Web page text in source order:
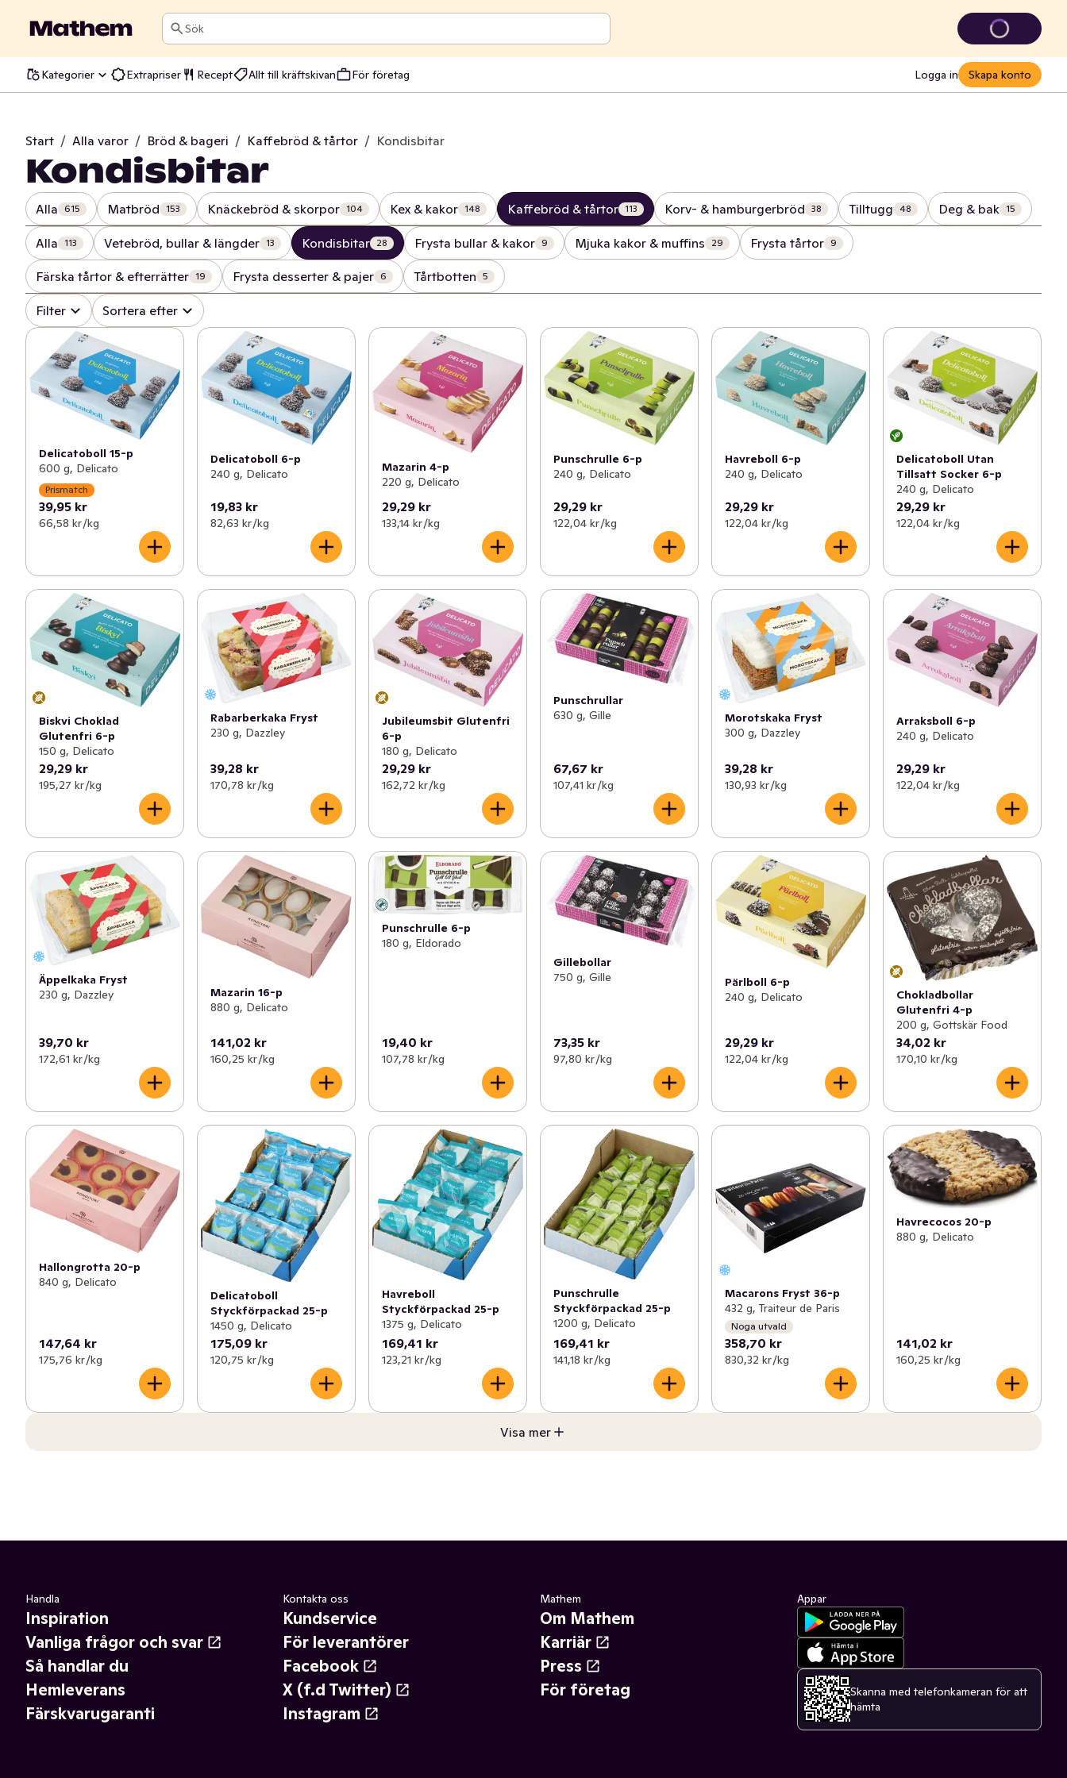
Sök
Kategorier Extrapriser Recept Allt till kräftskivan För företag Logga in Skapa konto
Start / Alla varor / Bröd & bageri / Kaffebröd & tårtor / Kondisbitar
Kondisbitar
Alla 615 Matbröd 153 Knäckebröd & skorpor 104 Kex & kakor 148 Kaffebröd & tårtor 113 Korv- & hamburgerbröd 38 Tilltugg 48 Deg & bak 15
Alla 113 Vetebröd, bullar & längder 13 Kondisbitar 28 Frysta bullar & kakor 9 Mjuka kakor & muffins 29 Frysta tårtor 9
Färska tårtor & efterrätter 19 Frysta desserter & pajer 6 Tårtbotten 5
Filter Sortera efter
Delicatoboll 15-p
600 g, Delicato
Prismatch
39,95 kr
66,58 kr /kg
Delicatoboll 6-p
240 g, Delicato
19,83 kr
82,63 kr /kg
Mazarin 4-p
220 g, Delicato
29,29 kr
133,14 kr /kg
Punschrulle 6-p
240 g, Delicato
29,29 kr
122,04 kr /kg
Havreboll 6-p
240 g, Delicato
29,29 kr
122,04 kr /kg
Delicatoboll Utan
Tillsatt Socker 6-p
240 g, Delicato
29,29 kr
122,04 kr /kg
Biskvi Choklad
Glutenfri 6-p
150 g, Delicato
29,29 kr
195,27 kr /kg
Rabarberkaka Fryst
230 g, Dazzley
39,28 kr
170,78 kr /kg
Jubileumsbit Glutenfri
6-p
180 g, Delicato
29,29 kr
162,72 kr /kg
Punschrullar
630 g, Gille
67,67 kr
107,41 kr /kg
Morotskaka Fryst
300 g, Dazzley
39,28 kr
130,93 kr /kg
Arraksboll 6-p
240 g, Delicato
29,29 kr
122,04 kr /kg
Äppelkaka Fryst
230 g, Dazzley
39,70 kr
172,61 kr /kg
Mazarin 16-p
880 g, Delicato
141,02 kr
160,25 kr /kg
Punschrulle 6-p
180 g, Eldorado
19,40 kr
107,78 kr /kg
Gillebollar
750 g, Gille
73,35 kr
97,80 kr /kg
Pärlboll 6-p
240 g, Delicato
29,29 kr
122,04 kr /kg
Chokladbollar
Glutenfri 4-p
200 g, Gottskär Food
34,02 kr
170,10 kr /kg
Hallongrotta 20-p
840 g, Delicato
147,64 kr
175,76 kr /kg
Delicatoboll
Styckförpackad 25-p
1450 g, Delicato
175,09 kr
120,75 kr /kg
Havreboll
Styckförpackad 25-p
1375 g, Delicato
169,41 kr
123,21 kr /kg
Punschrulle
Styckförpackad 25-p
1200 g, Delicato
169,41 kr
141,18 kr /kg
Macarons Fryst 36-p
432 g, Traiteur de Paris
Noga utvald
358,70 kr
830,32 kr /kg
Havrecocos 20-p
880 g, Delicato
141,02 kr
160,25 kr /kg
Visa mer
Handla
Inspiration
Vanliga frågor och svar
Så handlar du
Hemleverans
Färskvarugaranti
Kontakta oss
Kundservice
För leverantörer
Facebook
X (f.d Twitter)
Instagram
Mathem
Om Mathem
Karriär
Press
För företag
Appar
Skanna med telefonkameran för att
hämta